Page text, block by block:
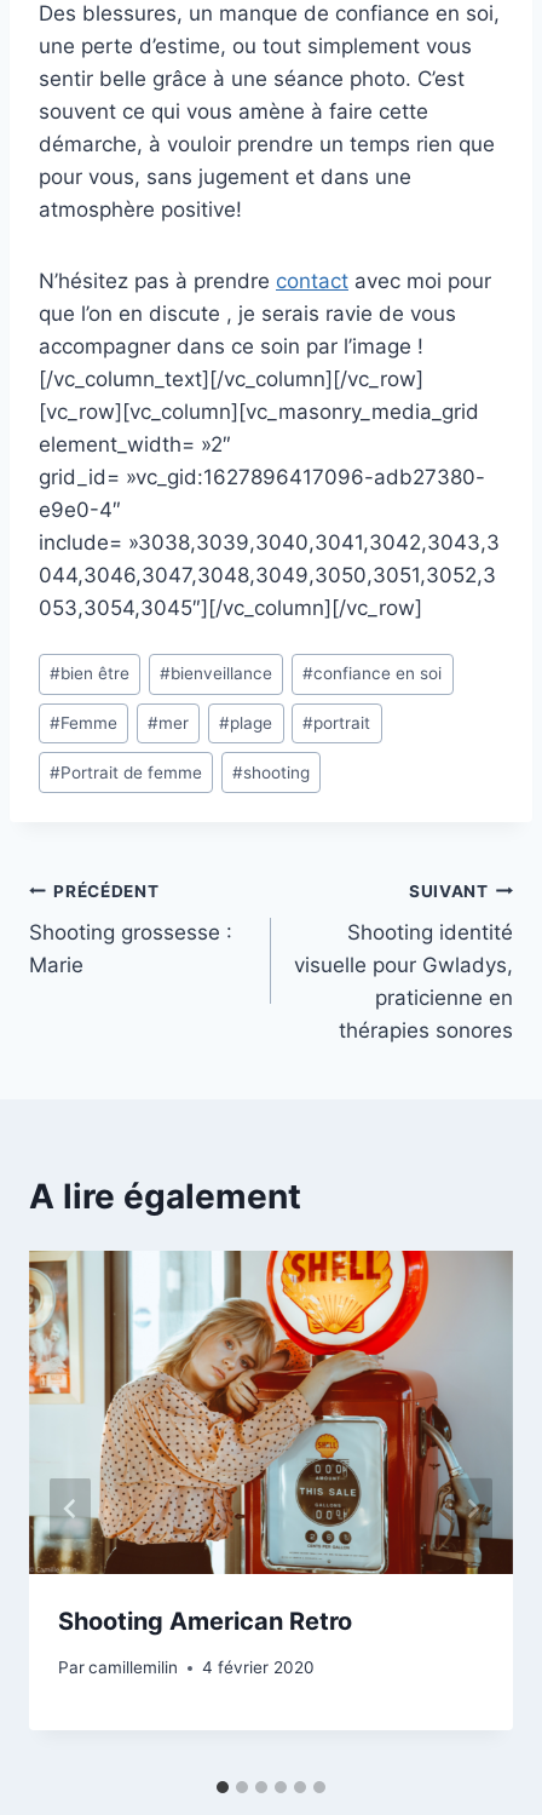
Des blessures, un manque de confiance en soi,
une perte d’estime, ou tout simplement vous
sentir belle grâce à une séance photo. C’est
souvent ce qui vous amène à faire cette
démarche, à vouloir prendre un temps rien que
pour vous, sans jugement et dans une
atmosphère positive!
N’hésitez pas à prendre contact avec moi pour
que l’on en discute , je serais ravie de vous
accompagner dans ce soin par l’image !
[/vc_column_text][/vc_column][/vc_row]
[vc_row][vc_column][vc_masonry_media_grid
element_width= »2″
grid_id= »vc_gid:1627896417096-adb27380-
e9e0-4″
include= »3038,3039,3040,3041,3042,3043,3
044,3046,3047,3048,3049,3050,3051,3052,3
053,3054,3045″][/vc_column][/vc_row]
Post
Tags:
#bien être #bienveillance #confiance en soi
#Femme #mer #plage #portrait
#Portrait de femme #shooting
Navigation
de
PRÉCÉDENT
Shooting grossesse :
Marie
SUIVANT
Shooting identité
visuelle pour Gwladys,
praticienne en
thérapies sonores
A lire également
Shooting American Retro
Parcamillemilin 4 février 2020